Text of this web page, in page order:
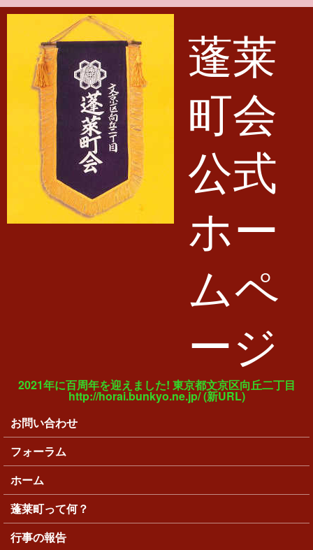
メインコンテンツに移動
蓬莱
町会
公式
ホー
ムペ
ージ
2021年に百周年を迎えました! 東京都文京区向丘二丁目
http://horai.bunkyo.ne.jp/ (新URL)
メインメニュー
お問い合わせ
フォーラム
ホーム
蓬莱町って何？
行事の報告